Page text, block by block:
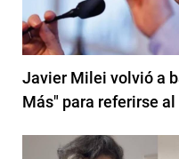
Javier Milei volvió a
Más" para referirse